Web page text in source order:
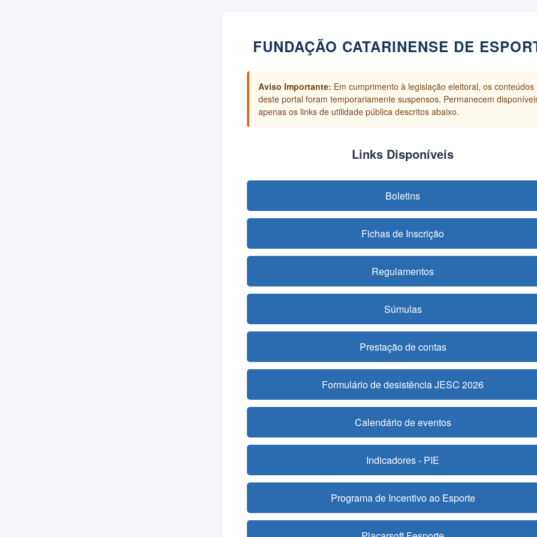
FUNDAÇÃO CATARINENSE DE
Aviso Importante: Em cumprimento à legislação eleitoral, os conteúdos
deste portal foram temporariamente suspensos. Permanecem
apenas os links de utilidade pública descritos abaixo.
Links Disponíveis
Boletins
Fichas de Inscrição
Regulamentos
Súmulas
Prestação de contas
Formulário de desistência JESC 2026
Calendário de eventos
Indicadores - PIE
Programa de Incentivo ao Esporte